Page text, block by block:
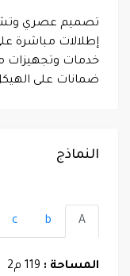
تصميم عصري
إطلالات مباشرة
خدمات وتجهيزات
ضمانات على
النماذج
A
b
c
المساحة : 119 م2